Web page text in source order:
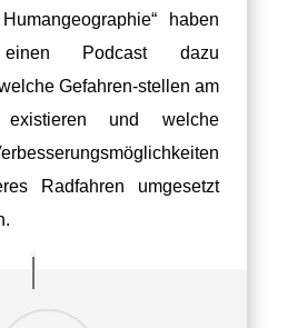
haben
einen Podcast dazu
Gefahren-stellen am
existieren und welche
Radfahren umgesetzt